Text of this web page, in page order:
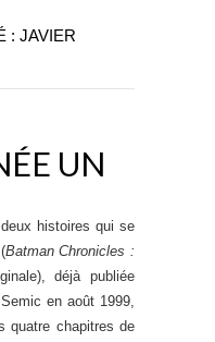
: JAVIER
UN
histoires qui se
(Batman Chronicles :
déjà publiée
en août 1999,
quatre chapitres de